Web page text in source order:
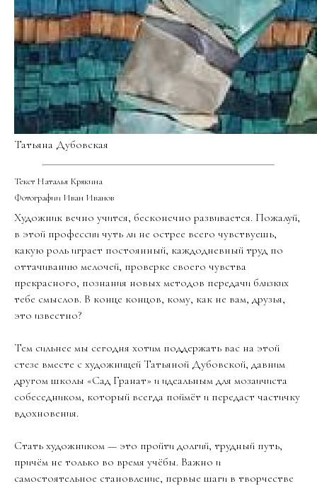
Татьяна Дубовская
Текст Наталья Крякина
Фотографии Иван Иванов
Художник вечно учится, бесконечно развивается. Пожалуй,
в этой профессии чуть ли не острее всего чувствуешь,
какую роль играет постоянный, каждодневный труд по
оттачиванию мелочей, проверке своего чувства
прекрасного, познания новых методов передачи близких
тебе смыслов. В конце концов, кому, как не вам, друзья,
это известно?
Тем сильнее мы сегодня хотим поддержать вас на этой
стезе вместе с художницей Татьяной Дубовской, давним
другом школы «Сад Гранат» и идеальным для мозаичиста
собеседником, который всегда поймёт и передаст частичку
вдохновения.
Стать художником — это пройти долгий, трудный путь,
причём не только во время учёбы. Важно и
самостоятельное становление, первые шаги в творчестве